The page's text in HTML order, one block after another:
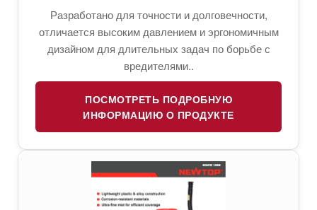
Разработано для точности и долговечности,
отличается высоким давлением и эргономичным
дизайном для длительных задач по борьбе с
вредителями..
ПОСМОТРЕТЬ ПОДРОБНУЮ
ИНФОРМАЦИЮ О ПРОДУКТЕ